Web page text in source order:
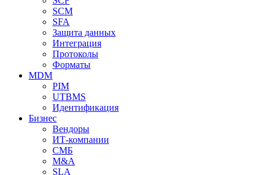
SCM
SFA
Защита данных
Интеграция
Протоколы
Форматы
MDM
PIM
UTBMS
Идентификация
Бизнес
Вендоры
ИТ-компании
СМБ
M&A
SLA